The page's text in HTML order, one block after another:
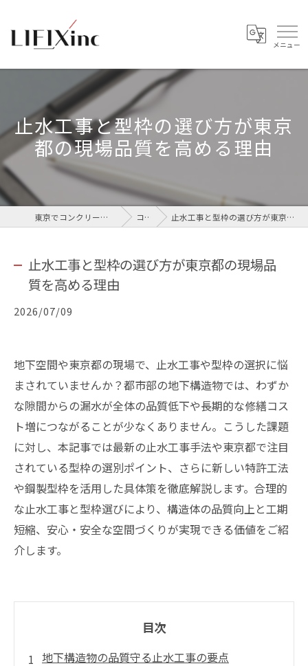
止水工事と型枠の選び方が東京
都の現場品質を高める理由
東京でコンクリートなら株式会社LIFIX コラム 止水工事と型枠の選び方が東京都の現場品質を高める理由
止水工事と型枠の選び方が東京都の現場品
質を高める理由
2026/07/09
地下空間や東京都の現場で、止水工事や型枠の選択に悩
まされていませんか？都市部の地下構造物では、わずか
な隙間からの漏水が全体の品質低下や長期的な修繕コス
ト増につながることが少なくありません。こうした課題
に対し、本記事では最新の止水工事手法や東京都で注目
されている型枠の選別ポイント、さらに新しい特許工法
や鋼製型枠を活用した具体策を徹底解説します。合理的
な止水工事と型枠選びにより、構造体の品質向上と工期
短縮、安心・安全な空間づくりが実現できる価値をご紹
介します。
目次
地下構造物の品質守る止水工事の要点